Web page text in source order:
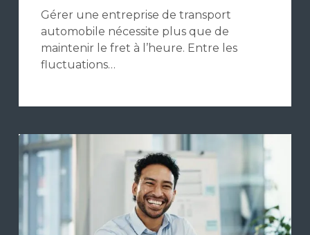
Gérer une entreprise de transport
automobile nécessite plus que de
maintenir le fret à l’heure. Entre les
fluctuations…